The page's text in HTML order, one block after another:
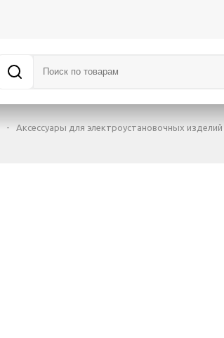
- Аксессуары для электроустановочных изделий